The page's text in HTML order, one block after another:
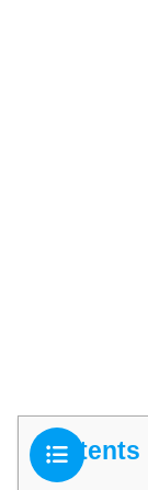
Contents